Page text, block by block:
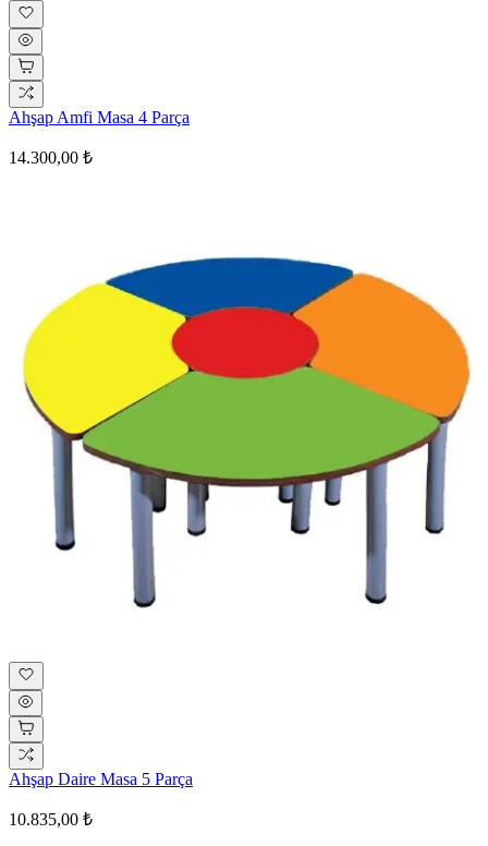
Ahşap Amfi Masa 4 Parça
14.300,00 ₺
Ahşap Daire Masa 5 Parça
10.835,00 ₺